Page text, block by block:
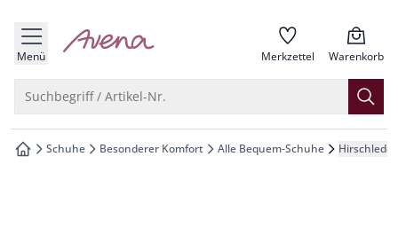
springen
springen
springen
springen
Menü zur Startseite Merkzettel Warenkorb
Suchbegriff / Artikel-Nr.
zur Startseite
Schuhe Besonderer Komfort Alle Bequem-Schuhe